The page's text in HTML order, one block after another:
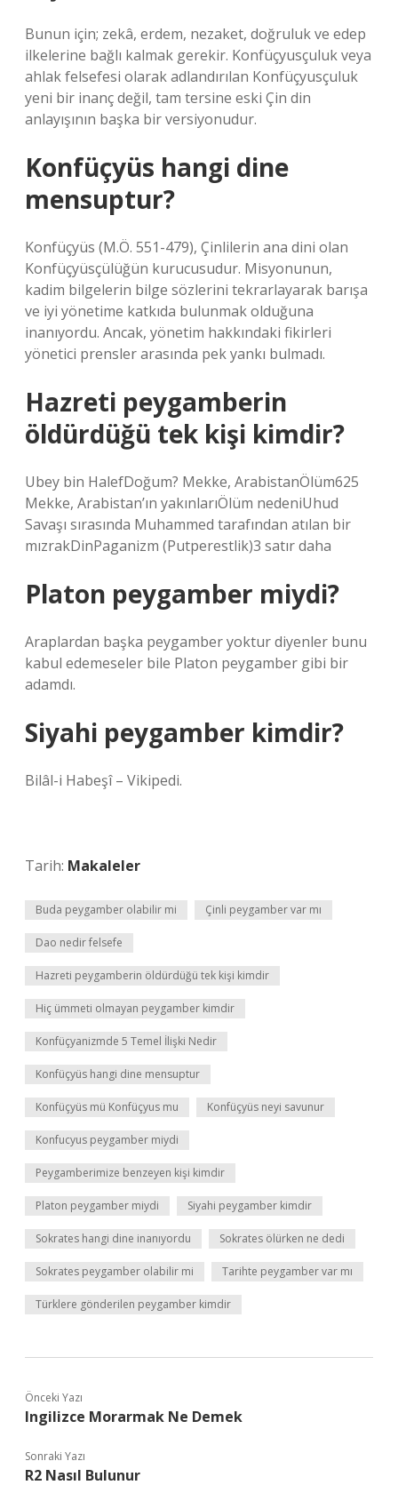
Bunun için; zekâ, erdem, nezaket, doğruluk ve edep
ilkelerine bağlı kalmak gerekir. Konfüçyusçuluk veya
ahlak felsefesi olarak adlandırılan Konfüçyusçuluk
yeni bir inanç değil, tam tersine eski Çin din
anlayışının başka bir versiyonudur.
Konfüçyüs hangi dine
mensuptur?
Konfüçyüs (M.Ö. 551-479), Çinlilerin ana dini olan
Konfüçyüsçülüğün kurucusudur. Misyonunun,
kadim bilgelerin bilge sözlerini tekrarlayarak barışa
ve iyi yönetime katkıda bulunmak olduğuna
inanıyordu. Ancak, yönetim hakkındaki fikirleri
yönetici prensler arasında pek yankı bulmadı.
Hazreti peygamberin
öldürdüğü tek kişi kimdir?
Ubey bin HalefDoğum? Mekke, ArabistanÖlüm625
Mekke, Arabistan’ın yakınlarıÖlüm nedeniUhud
Savaşı sırasında Muhammed tarafından atılan bir
mızrakDinPaganizm (Putperestlik)3 satır daha
Platon peygamber miydi?
Araplardan başka peygamber yoktur diyenler bunu
kabul edemeseler bile Platon peygamber gibi bir
adamdı.
Siyahi peygamber kimdir?
Bilâl-i Habeşî – Vikipedi.
Tarih: Makaleler
Buda peygamber olabilir mi Çinli peygamber var mı
Dao nedir felsefe
Hazreti peygamberin öldürdüğü tek kişi kimdir
Hiç ümmeti olmayan peygamber kimdir
Konfüçyanizmde 5 Temel İlişki Nedir
Konfüçyüs hangi dine mensuptur
Konfüçyüs mü Konfüçyus mu Konfüçyüs neyi savunur
Konfucyus peygamber miydi
Peygamberimize benzeyen kişi kimdir
Platon peygamber miydi Siyahi peygamber kimdir
Sokrates hangi dine inanıyordu Sokrates ölürken ne dedi
Sokrates peygamber olabilir mi Tarihte peygamber var mı
Türklere gönderilen peygamber kimdir
Önceki Yazı
Ingilizce Morarmak Ne Demek
Sonraki Yazı
R2 Nasıl Bulunur